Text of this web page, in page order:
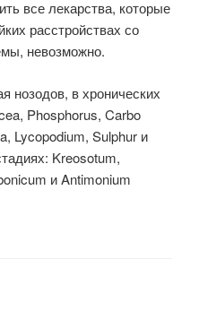
все лекарства, которые
рас­стройствах со
невозможно.
нозодов, в хронических
Phosphorus, Carbo
Lycopodium, Sulphur и
Kreosotum,
и Antimonium